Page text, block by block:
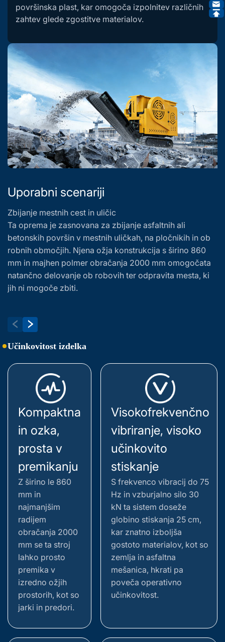
površinska plast, kar omogoča izpolnitev različnih
zahtev glede zgostitve materialov.
Uporabni scenariji
Zbijanje mestnih cest in uličic
Ta oprema je zasnovana za zbijanje asfaltnih ali
betonskih površin v mestnih uličkah, na pločnikih in ob
robnih območjih. Njena ožja konstrukcija s širino 860
mm in majhen polmer obračanja 2000 mm omogočata
natančno delovanje ob robovih ter odpravita mesta, ki
jih ni mogoče zbiti.
Učinkovitost izdelka
Kompaktna
in ozka,
prosta v
premikanju
Z širino le 860
mm in
najmanjšim
radijem
obračanja 2000
mm se ta stroj
lahko prosto
premika v
izredno ožjih
prostorih, kot so
jarki in predori.
Visokofrekvenčno
vibriranje, visoko
učinkovito
stiskanje
S frekvenco vibracij do 75
Hz in vzburjalno silo 30
kN ta sistem doseže
globino stiskanja 25 cm,
kar znatno izboljša
gostoto materialov, kot so
zemlja in asfaltna
mešanica, hkrati pa
poveča operativno
učinkovitost.